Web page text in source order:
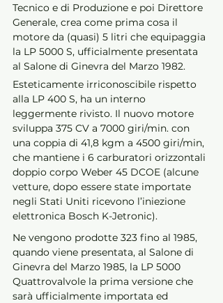
Tecnico e di Produzione e poi Direttore
Generale, crea come prima cosa il
motore da (quasi) 5 litri che equipaggia
la LP 5000 S, ufficialmente presentata
al Salone di Ginevra del Marzo 1982.
Esteticamente irriconoscibile rispetto
alla LP 400 S, ha un interno
leggermente rivisto. Il nuovo motore
sviluppa 375 CV a 7000 giri/min. con
una coppia di 41,8 kgm a 4500 giri/min,
che mantiene i 6 carburatori orizzontali
doppio corpo Weber 45 DCOE (alcune
vetture, dopo essere state importate
negli Stati Uniti ricevono l’iniezione
elettronica Bosch K-Jetronic).
Ne vengono prodotte 323 fino al 1985,
quando viene presentata, al Salone di
Ginevra del Marzo 1985, la LP 5000
Quattrovalvole la prima versione che
sarà ufficialmente importata ed